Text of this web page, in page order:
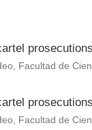
prosecutions
Facultad de
prosecutions
Facultad de